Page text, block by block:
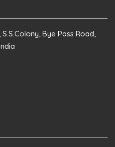
Bye Pass Road,